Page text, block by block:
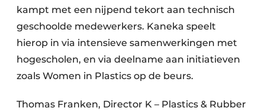
kampt met een nijpend tekort aan technisch
geschoolde medewerkers. Kaneka speelt
hierop in via intensieve samenwerkingen met
hogescholen, en via deelname aan initiatieven
zoals Women in Plastics op de beurs.
Thomas Franken, Director K – Plastics & Rubber